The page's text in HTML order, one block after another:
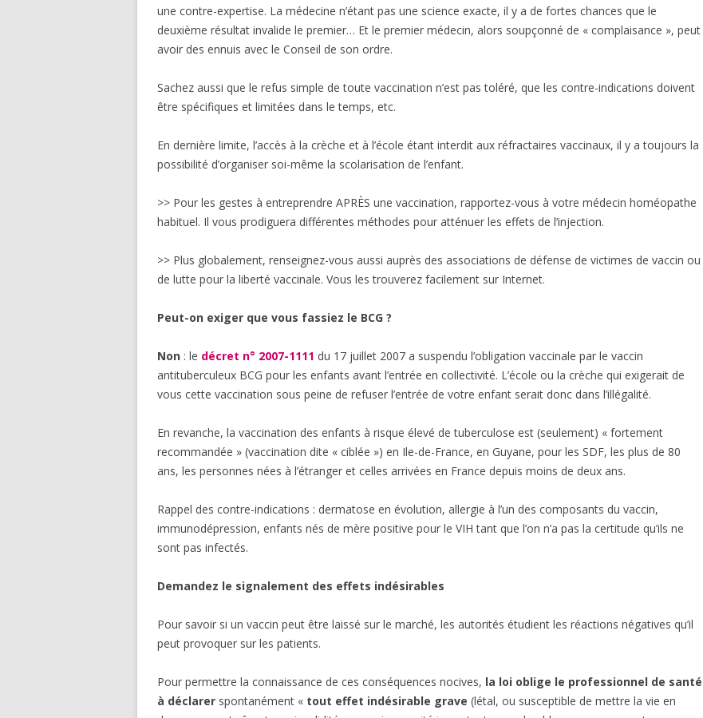
une contre-expertise. La médecine n’étant pas une science exacte, il y a de fortes chances que le
deuxième résultat invalide le premier… Et le premier médecin, alors soupçonné de « complaisance », peut
avoir des ennuis avec le Conseil de son ordre.
Sachez aussi que le refus simple de toute vaccination n’est pas toléré, que les contre-indications doivent
être spécifiques et limitées dans le temps, etc.
En dernière limite, l’accès à la crèche et à l’école étant interdit aux réfractaires vaccinaux, il y a toujours la
possibilité d’organiser soi-même la scolarisation de l’enfant.
>> Pour les gestes à entreprendre APRÈS une vaccination, rapportez-vous à votre médecin homéopathe
habituel. Il vous prodiguera différentes méthodes pour atténuer les effets de l’injection.
>> Plus globalement, renseignez-vous aussi auprès des associations de défense de victimes de vaccin ou
de lutte pour la liberté vaccinale. Vous les trouverez facilement sur Internet.
Peut-on exiger que vous fassiez le BCG ?
Non : le décret n° 2007-1111 du 17 juillet 2007 a suspendu l’obligation vaccinale par le vaccin
antituberculeux BCG pour les enfants avant l’entrée en collectivité. L’école ou la crèche qui exigerait de
vous cette vaccination sous peine de refuser l’entrée de votre enfant serait donc dans l’illégalité.
En revanche, la vaccination des enfants à risque élevé de tuberculose est (seulement) « fortement
recommandée » (vaccination dite « ciblée ») en Ile-de-France, en Guyane, pour les SDF, les plus de 80
ans, les personnes nées à l’étranger et celles arrivées en France depuis moins de deux ans.
Rappel des contre-indications : dermatose en évolution, allergie à l’un des composants du vaccin,
immunodépression, enfants nés de mère positive pour le VIH tant que l’on n’a pas la certitude qu’ils ne
sont pas infectés.
Demandez le signalement des effets indésirables
Pour savoir si un vaccin peut être laissé sur le marché, les autorités étudient les réactions négatives qu’il
peut provoquer sur les patients.
Pour permettre la connaissance de ces conséquences nocives, la loi oblige le professionnel de santé
à déclarer spontanément « tout effet indésirable grave (létal, ou susceptible de mettre la vie en